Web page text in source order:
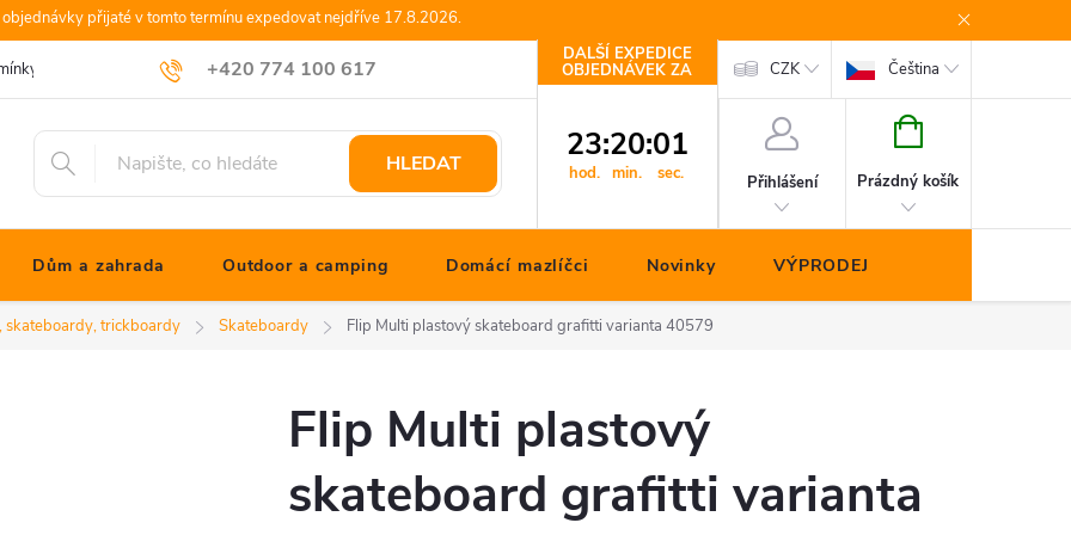
přijaté v tomto termínu expedovat nejdříve 17.8.2026.
+420 774 100 617
info@jonathanshop.cz
Podmínky ochrany osobních údajů Blog JONATHANshop.cz Kontakty CZK Čeština
HLEDAT
DALŠÍ EXPEDICE
OBJEDNÁVEK ZA
23
hod.
:20
min.
:00
sec. Přihlášení
NÁKUPNÍ
Prázdný košík
Dům a zahrada Outdoor a camping Domácí mazlíčci Novinky VÝPRODEJ
skateboardy, trickboardy Skateboardy Flip Multi plastový skateboard grafitti varianta 40579
Flip Multi plastový
skateboard grafitti varianta